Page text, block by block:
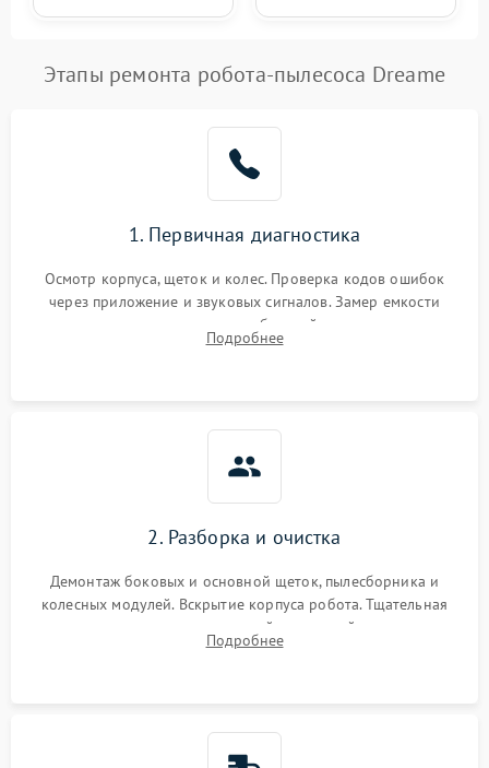
Этапы ремонта робота-пылесоса Dreame
1. Первичная диагностика
Осмотр корпуса, щеток и колес. Проверка кодов ошибок
через приложение и звуковых сигналов. Замер емкости
аккумулятора и тестирование базовой станции зарядки.
Оценка работы лидара, бампера и датчиков падения для
Подробнее
2. Разборка и очистка
Демонтаж боковых и основной щеток, пылесборника и
колесных модулей. Вскрытие корпуса робота. Тщательная
очистка внутренних полостей, шестерней и плат от
скопившейся пыли, волос и шерсти животных с
Подробнее